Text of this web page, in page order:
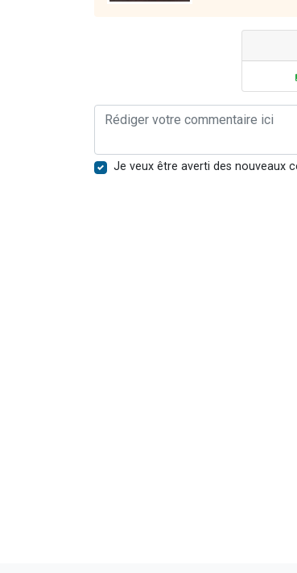
Je veux être averti des nouveaux